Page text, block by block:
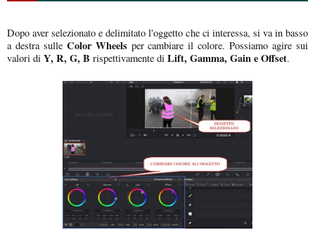
Dopo aver selezionato e delimitato l'oggetto che ci interessa, si va in basso
a destra sulle Color Wheelsper cambiare il colore. Possiamo agire sui
valori di Y, R, G, B rispettivamente di Lift, Gamma, Gain e Offset.